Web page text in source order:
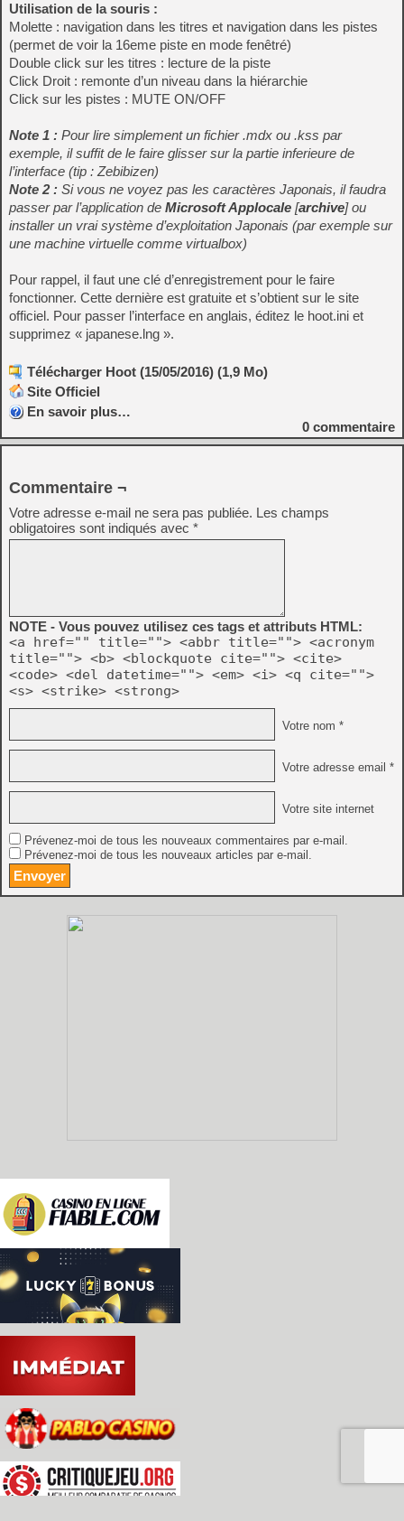
Utilisation de la souris :
Molette : navigation dans les titres et navigation dans les pistes
(permet de voir la 16eme piste en mode fenêtré)
Double click sur les titres : lecture de la piste
Click Droit : remonte d’un niveau dans la hiérarchie
Click sur les pistes : MUTE ON/OFF
Note 1 : Pour lire simplement un fichier .mdx ou .kss par
exemple, il suffit de le faire glisser sur la partie inferieure de
l’interface (tip : Zebibizen)
Note 2 : Si vous ne voyez pas les caractères Japonais, il faudra
passer par l’application de Microsoft Applocale [archive] ou
installer un vrai système d’exploitation Japonais (par exemple sur
une machine virtuelle comme virtualbox)
Pour rappel, il faut une clé d’enregistrement pour le faire
fonctionner. Cette dernière est gratuite et s’obtient sur le site
officiel. Pour passer l’interface en anglais, éditez le hoot.ini et
supprimez « japanese.lng ».
Télécharger Hoot (15/05/2016) (1,9 Mo)
Site Officiel
En savoir plus…
0 commentaire
Commentaire ¬
Votre adresse e-mail ne sera pas publiée. Les champs
obligatoires sont indiqués avec *
NOTE - Vous pouvez utilisez ces tags et attributs HTML:
<a href="" title=""> <abbr title=""> <acronym
title=""> <b> <blockquote cite=""> <cite>
<code> <del datetime=""> <em> <i> <q cite="">
<s> <strike> <strong>
Votre nom *
Votre adresse email *
Votre site internet
Prévenez-moi de tous les nouveaux commentaires par e-mail.
Prévenez-moi de tous les nouveaux articles par e-mail.